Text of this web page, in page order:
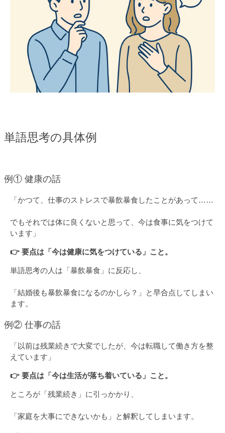
単語思考の具体例
例① 健康の話
「かつて、仕事のストレスで暴飲暴食したことがあって……
でもそれでは体に良くないと思って、今は食事に気をつけて
います」
👉 要点は「今は健康に気をつけている」こと。
単語思考の人は「暴飲暴食」に反応し、
「結婚後も暴飲暴食になるのかしら？」と早合点してしまい
ます。
例② 仕事の話
「以前は残業続きで大変でしたが、今は転職して働き方を整
えています」
👉 要点は「今は生活が落ち着いている」こと。
ところが「残業続き」に引っかかり、
「家庭を大事にできないかも」と解釈してしまいます。